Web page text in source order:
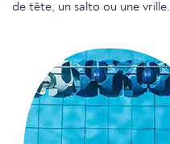
de tête, un salto ou une vrille.